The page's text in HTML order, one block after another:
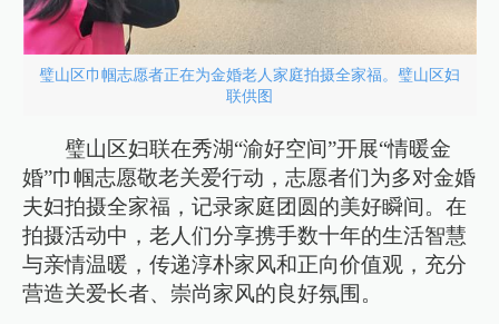
璧山区巾帼志愿者正在为金婚老人家庭拍摄全家福。璧山区妇
联供图
璧山区妇联在秀湖“渝好空间”开展“情暖金
婚”巾帼志愿敬老关爱行动，志愿者们为多对金婚
夫妇拍摄全家福，记录家庭团圆的美好瞬间。在
拍摄活动中，老人们分享携手数十年的生活智慧
与亲情温暖，传递淳朴家风和正向价值观，充分
营造关爱长者、崇尚家风的良好氛围。